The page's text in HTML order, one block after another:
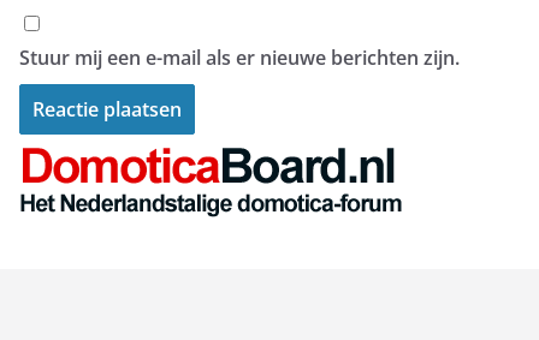
Stuur mij een e-mail als er nieuwe berichten zijn.